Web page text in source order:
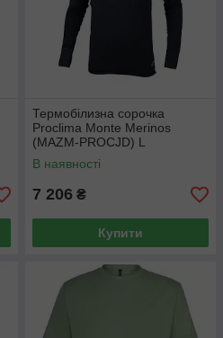
Термобілизна сорочка
Proclima Monte Merinos
(MAZM-PROCJD) L
В наявності
7 206 ₴
Купити